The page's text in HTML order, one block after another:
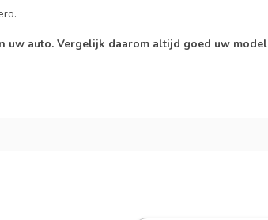
uw auto. Vergelijk daarom altijd goed uw model